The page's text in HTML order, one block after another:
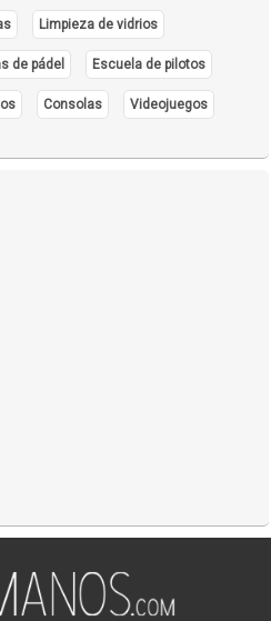
Limpieza de vidrios
de pádel Escuela de pilotos
Consolas Videojuegos